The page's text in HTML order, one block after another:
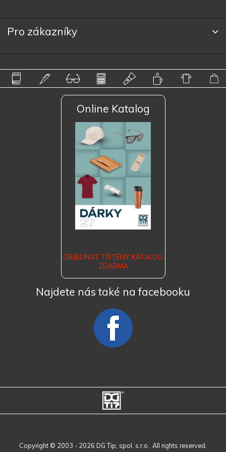
Pro zákazníky
Online Katalog
OBJEDNAT TIŠTĚNÝ KATALOG
ZDARMA
Najdete nás také na facebooku
Copyright © 2003 - 2026 DG Tip, spol. s.r.o.. All rights reserved.